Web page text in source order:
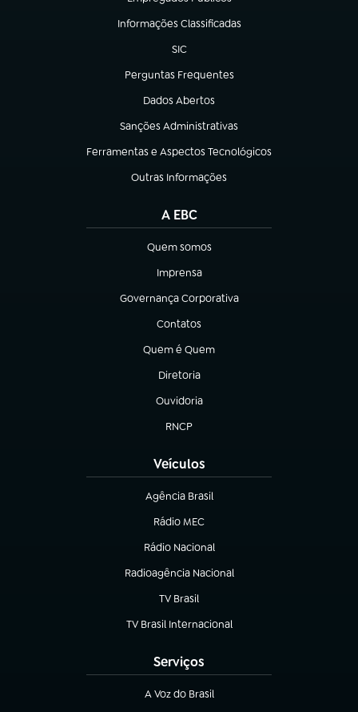
(abre em nova aba)
Informações Classificadas
(abre em nova aba)
SIC
(abre em nova aba)
Perguntas Frequentes
(abre em nova aba)
Dados Abertos
(abre em nova aba)
Sanções Administrativas
(abre em nova aba)
Ferramentas e Aspectos Tecnológicos
(abre em nova aba)
Outras Informações
(abre em nova aba)
A EBC
Quem somos
(abre em nova aba)
Imprensa
(abre em nova aba)
Governança Corporativa
(abre em nova aba)
Contatos
(abre em nova aba)
Quem é Quem
(abre em nova aba)
Diretoria
(abre em nova aba)
Ouvidoria
(abre em nova aba)
RNCP
(abre em nova aba)
Veículos
Agência Brasil
(abre em nova aba)
Rádio MEC
(abre em nova aba)
Rádio Nacional
Radioagência Nacional
(abre em nova aba)
TV Brasil
(abre em nova aba)
TV Brasil Internacional
(abre em nova aba)
Serviços
A Voz do Brasil
(abre em nova aba)